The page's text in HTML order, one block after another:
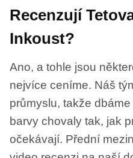
Recenzují
Inkoust?
Ano, a tohle jsou
nejvíce ceníme. Náš
průmyslu, takže
barvy chovaly tak, jak
očekávají. Přední